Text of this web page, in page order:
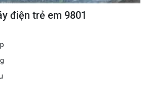
điện trẻ em 9801